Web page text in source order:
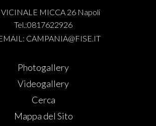
MICCA 26 Napoli
Tel.:0817622926
CAMPANIA@FISE.IT
Photogallery
Videogallery
Cerca
Mappa del Sito